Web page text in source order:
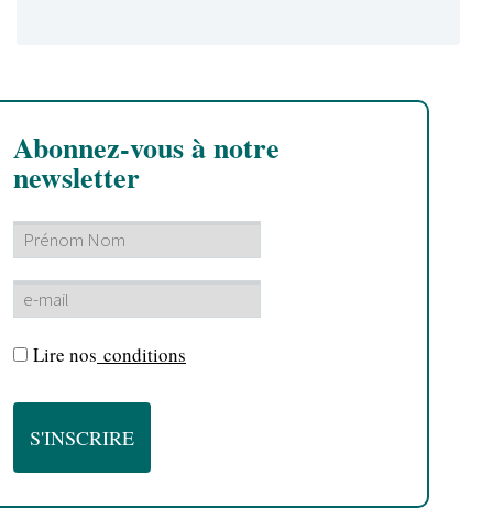
Abonnez-vous à notre
newsletter
Lire nos conditions